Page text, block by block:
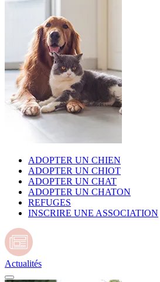
ADOPTER UN CHIEN
ADOPTER UN CHIOT
ADOPTER UN CHAT
ADOPTER UN CHATON
REFUGES
INSCRIRE UNE ASSOCIATION
Actualités